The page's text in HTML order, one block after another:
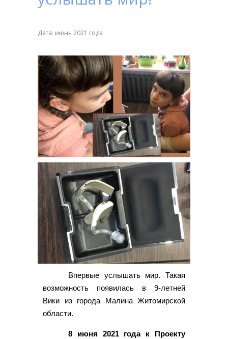
Дата: июнь 2021 года
Впервые услышать мир. Такая
возможность появилась в 9-летней
Вики из города Малина Житомирской
области.
8 июня 2021 года к Проекту